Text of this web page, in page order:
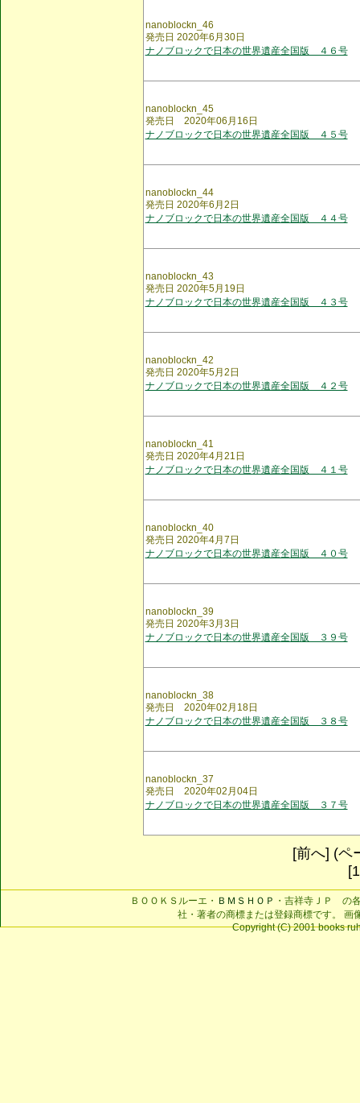
nanoblockn_46
発売日 2020年6月30日
ナノブロックで日本の世界遺産全国版 ４６号
nanoblockn_45
発売日 2020年06月16日
ナノブロックで日本の世界遺産全国版 ４５号
nanoblockn_44
発売日 2020年6月2日
ナノブロックで日本の世界遺産全国版 ４４号
nanoblockn_43
発売日 2020年5月19日
ナノブロックで日本の世界遺産全国版 ４３号
nanoblockn_42
発売日 2020年5月2日
ナノブロックで日本の世界遺産全国版 ４２号
nanoblockn_41
発売日 2020年4月21日
ナノブロックで日本の世界遺産全国版 ４１号
nanoblockn_40
発売日 2020年4月7日
ナノブロックで日本の世界遺産全国版 ４０号
nanoblockn_39
発売日 2020年3月3日
ナノブロックで日本の世界遺産全国版 ３９号
nanoblockn_38
発売日 2020年02月18日
ナノブロックで日本の世界遺産全国版 ３８号
nanoblockn_37
発売日 2020年02月04日
ナノブロックで日本の世界遺産全国版 ３７号
[前へ] (ペ
ＢＯＯＫＳルーエ・ ＢＭＳＨＯＰ ・吉祥寺ＪＰ の
社・著者の商標または登録商標です。 画
Copyright (C) 2001 books